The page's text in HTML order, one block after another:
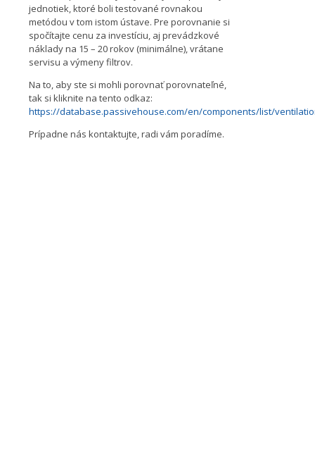
jednotiek, ktoré boli testované rovnakou
metódou v tom istom ústave. Pre porovnanie si
spočítajte cenu za investíciu, aj prevádzkové
náklady na 15 – 20 rokov (minimálne), vrátane
servisu a výmeny filtrov.
Na to, aby ste si mohli porovnať porovnateľné,
tak si kliknite na tento odkaz:
https://database.passivehouse.com/en/components/list/
Prípadne nás kontaktujte, radi vám poradíme.